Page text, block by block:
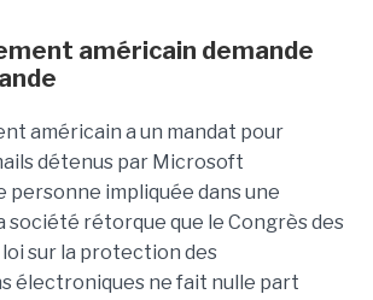
américain demande
américain a un mandat pour
détenus par Microsoft
personne impliquée dans une
société rétorque que le Congrès des
sur la protection des
électroniques ne fait nulle part